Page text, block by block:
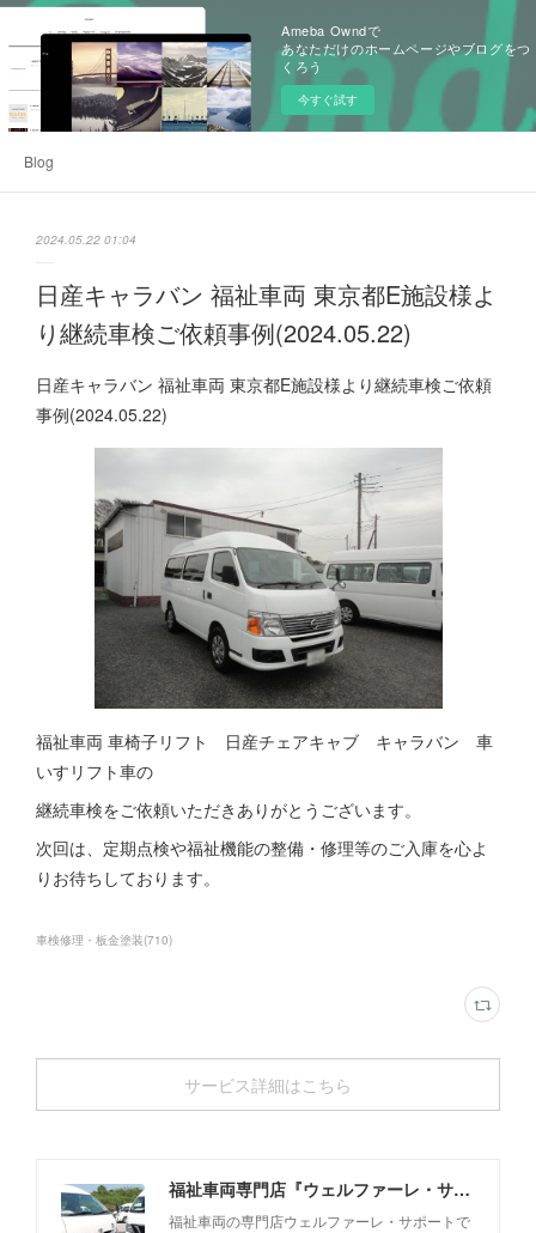
Ameba Owndで
あなただけのホームページやブログをつ
くろう
今すぐ試す
Blog
2024.05.22 01:04
日産キャラバン 福祉車両 東京都E施設様よ
り継続車検ご依頼事例(2024.05.22)
日産キャラバン 福祉車両 東京都E施設様より継続車検ご依頼
事例(2024.05.22)
福祉車両 車椅子リフト 日産チェアキャブ キャラバン 車
いすリフト車の
継続車検をご依頼いただきありがとうございます。
次回は、定期点検や福祉機能の整備・修理等のご入庫を心よ
りお待ちしております。
車検修理・板金塗装(710)
サービス詳細はこちら
福祉車両専門店『ウェルファーレ・サポート』
福祉車両の専門店ウェルファーレ・サポートで